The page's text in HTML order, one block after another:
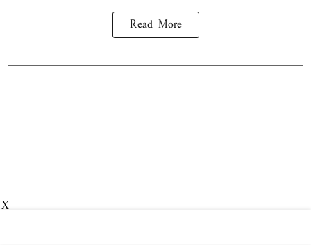
Read More
X